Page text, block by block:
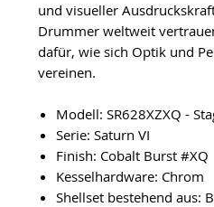
und visueller
Drummer weltweit
dafür, wie sich Optik und
vereinen.
Modell: SR628XZXQ -
Serie: Saturn VI
Finish: Cobalt Burst #XQ
Kesselhardware: Chrom
Shellset bestehend aus: